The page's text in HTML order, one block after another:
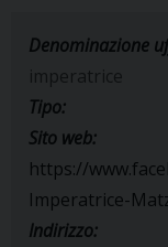
Denominazione
imperatrice
Tipo:
Sito web:
https://
Imperatrice-
Indirizzo: